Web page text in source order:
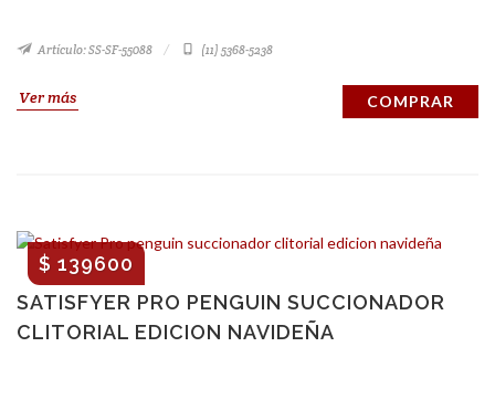
Artículo: SS-SF-55088 (11) 5368-5238
Ver más COMPRAR
SATISFYER PRO PENGUIN SUCCIONADOR
CLITORIAL EDICION NAVIDEÑA
$ 139600